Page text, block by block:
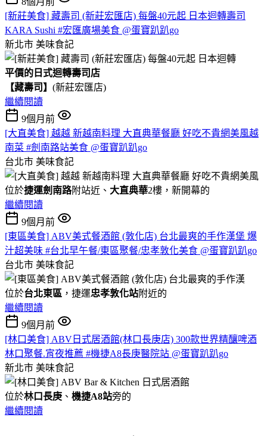
[新莊美食] 藏壽司 (新莊宏匯店) 每盤40元起 日本迴轉壽司
KARA Sushi #宏匯廣場美食 @蛋寶趴趴go
新北市 美味食記
平價的日式迴轉壽司店
【藏壽司】 (新莊宏匯店)
繼續閱讀
9個月前
[大直美食] 越越 新越南料理 大直典華餐廳 好吃不貴網美風越
南菜 #劍南路站美食 @蛋寶趴趴go
台北市 美味食記
位於捷運劍南路附站近、 大直典華2樓，新開幕的
繼續閱讀
9個月前
[東區美食] ABV美式餐酒館 (敦化店) 台北最爽的手作漢堡 爆
汁超美味 #台北早午餐/東區聚餐/忠孝敦化美食 @蛋寶趴趴go
台北市 美味食記
位於台北東區 ，捷運忠孝敦化站附近的
繼續閱讀
9個月前
[林口美食] ABV日式居酒館(林口長庚店) 300款世界精釀啤酒
林口聚餐.宵夜推薦 #機捷A8長庚醫院站 @蛋寶趴趴go
新北市 美味食記
位於林口長庚 、 機捷A8站旁的
繼續閱讀